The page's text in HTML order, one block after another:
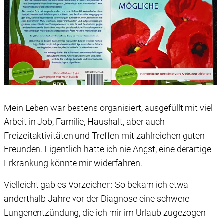
Mein Leben war bestens organisiert, ausgefüllt mit viel
Arbeit in Job, Familie, Haushalt, aber auch
Freizeitaktivitäten und Treffen mit zahlreichen guten
Freunden. Eigentlich hatte ich nie Angst, eine derartige
Erkrankung könnte mir widerfahren.
Vielleicht gab es Vorzeichen: So bekam ich etwa
anderthalb Jahre vor der Diagnose eine schwere
Lungenentzündung, die ich mir im Urlaub zugezogen